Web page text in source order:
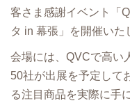
客さま感謝イベント「
タ in 幕張」を開催いた
会場には、QVCで高い
50社が出展を予定して
る注目商品を実際に手